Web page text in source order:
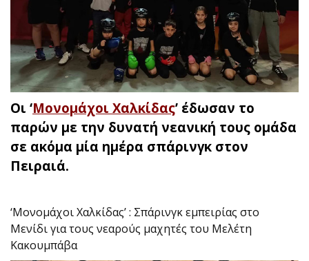
Οι ‘Μονομάχοι Χαλκίδας’ έδωσαν το
παρών με την δυνατή νεανική τους ομάδα
σε ακόμα μία ημέρα σπάρινγκ στον
Πειραιά.
‘Μονομάχοι Χαλκίδας’ : Σπάρινγκ εμπειρίας στο
Μενίδι για τους νεαρούς μαχητές του Μελέτη
Κακουμπάβα